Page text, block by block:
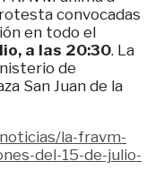
convocadas
en todo el
a las 20:30. La
de
San Juan de la
la-fravm-
del-15-de-julio-